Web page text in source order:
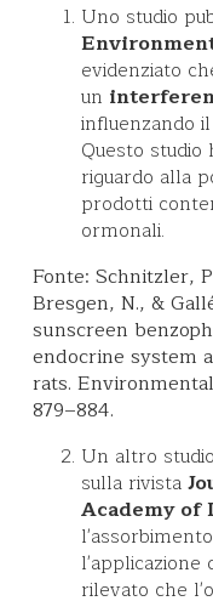
Uno studio
evidenziato
un
influenzando
Questo
riguardo alla
prodotti
ormonali.
Fonte: Schnitzler,
Bresgen, N., &
sunscreen
endocrine system
rats.
879–884.
Un altro
sulla rivista
Academy of
l'applicazione
rilevato che